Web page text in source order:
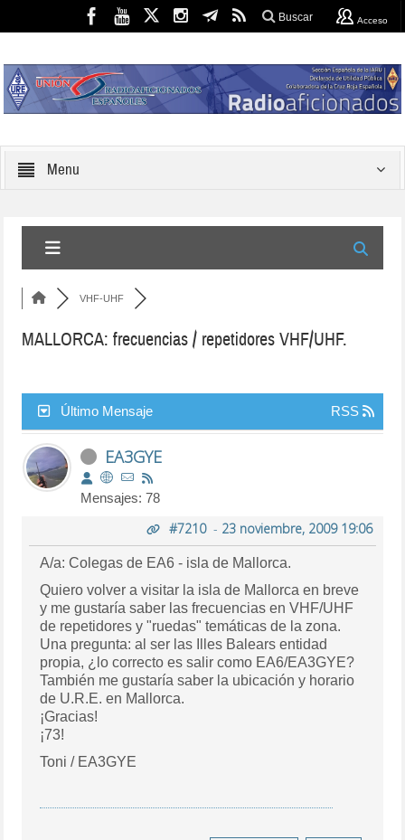
Buscar Acceso
Menu
VHF-UHF
MALLORCA: frecuencias / repetidores VHF/UHF.
Último Mensaje RSS
EA3GYE
Mensajes: 78
#7210- 23 noviembre, 2009 19:06
A/a: Colegas de EA6 - isla de Mallorca.
Quiero volver a visitar la isla de Mallorca en breve
y me gustaría saber las frecuencias en VHF/UHF
de repetidores y "ruedas" temáticas de la zona.
Una pregunta: al ser las Illes Balears entidad
propia, ¿lo correcto es salir como EA6/EA3GYE?
También me gustaría saber la ubicación y horario
de U.R.E. en Mallorca.
¡Gracias!
¡73!
Toni / EA3GYE